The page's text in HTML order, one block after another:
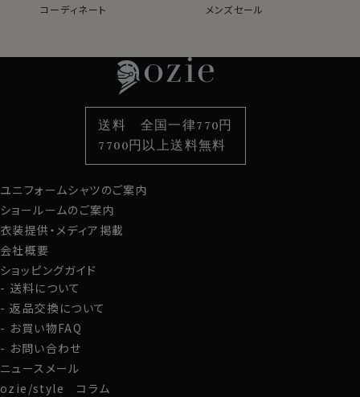
コーディネート
メンズセール
袖・カフス型から選ぶ
色から選ぶ
柄から選ぶ
スタイルから選ぶ
カジュアルシャツ
定番シャツ
カフスボタン
サスペンダー
財布・名刺入れ
バッグ
ストール・マフラー
グローブ
ユニフォームシャツのご案内
ショールームのご案内
衣装提供・メディア掲載
会社概要
ショッピングガイド
送料について
返品交換について
お買い物FAQ
お問い合わせ
ニュースメール
ozie/style コラム
送料 全国一律770円
7700円以上送料無料